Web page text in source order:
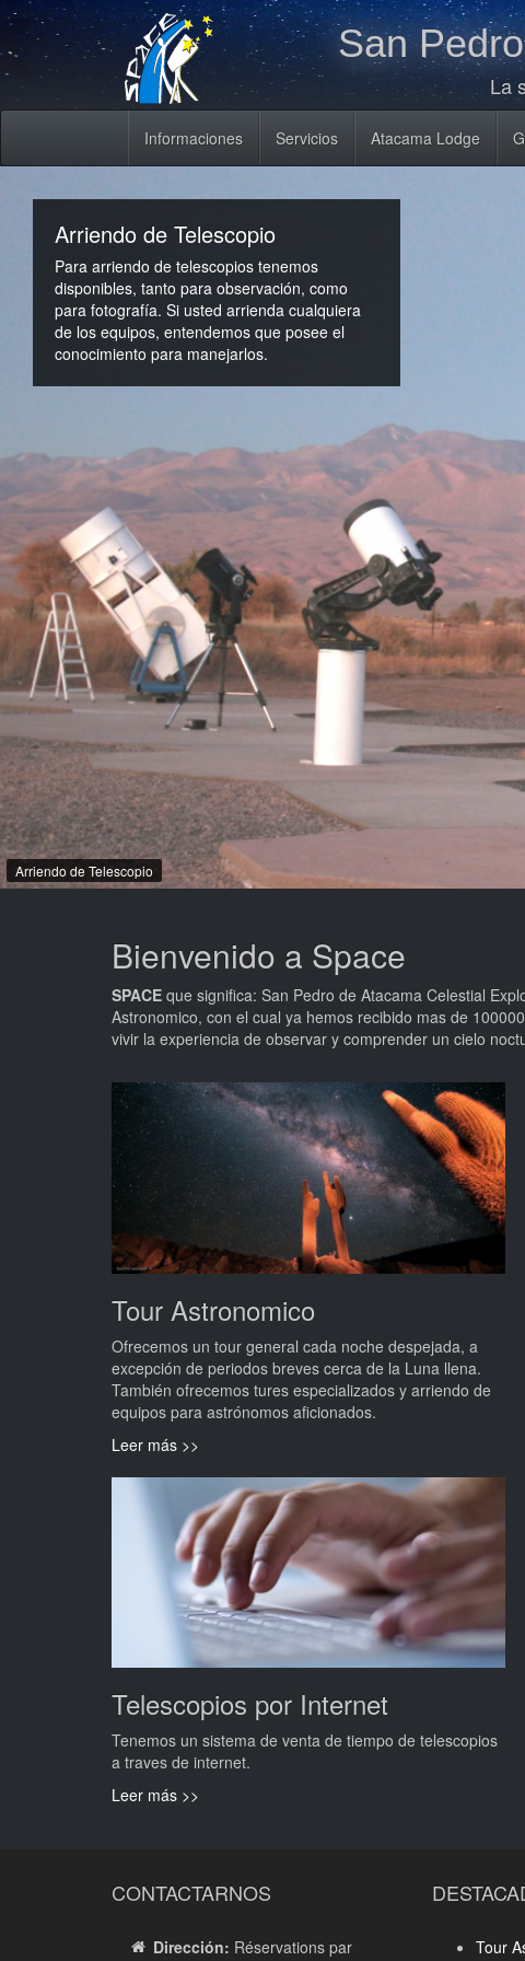
San
La
Informaciones Servicios Atacama Lodge
Arriendo de Telescopio
Para arriendo de telescopios tenemos
disponibles, tanto para observación, como
para fotografía. Si usted arrienda cualquiera
de los equipos, entendemos que posee el
conocimiento para manejarlos.
Arriendo de Telescopio
Bienvenido a Space
SPACE que significa: San Pedro de Atacama Celestial
Astronomico, con el cual ya hemos recibido mas de
vivir la experiencia de observar y comprender un cielo
Tour Astronomico
Ofrecemos un tour general cada noche despejada, a
excepción de periodos breves cerca de la Luna llena.
También ofrecemos tures especializados y arriendo de
equipos para astrónomos aficionados.
Leer más >>
Telescopios por Internet
Tenemos un sistema de venta de tiempo de telescopios
a traves de internet.
Leer más >>
CONTACTARNOS
Dirección: Réservations par
Tour